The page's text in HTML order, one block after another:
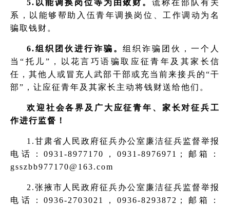
5.以能调换岗位等为由敛财。谎称在部队有关
系，以能够帮助入伍青年调换岗位、工作调动为名
骗取钱财。
6.组织团伙进行诈骗。组织诈骗团伙，一个人
当“托儿”，以花言巧语骗取应征青年及其家长信
任，其他人或冒充人武部干部或充当前来接兵的“干
部”，让应征青年及其家长主动将钱财送给他们。
欢迎社会各界及广大应征青年、家长对征兵工
作进行监督！
1.甘肃省人民政府征兵办公室廉洁征兵监督举报
电话：0931-8977170，0931-8976971；邮箱：
gsszbb977170@163.com
2.张掖市人民政府征兵办公室廉洁征兵监督举报
电话：0936-2703021，0936-8293872；邮箱：